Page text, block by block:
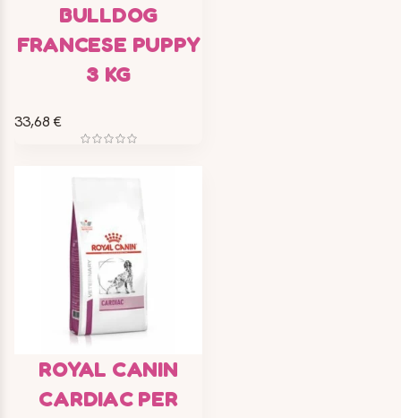
BULLDOG
FRANCESE PUPPY
3 KG
33,68 €
ROYAL CANIN
CARDIAC PER